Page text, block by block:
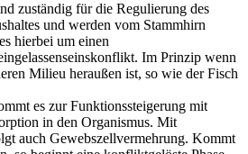
zuständig für die Regulierung des
und werden vom Stammhirn
hierbei um einen
Im Prinzip wenn
Milieu heraußen ist, so wie der Fisch
es zur Funktionssteigerung mit
in den Organismus. Mit
auch Gewebszellvermehrung. Kommt